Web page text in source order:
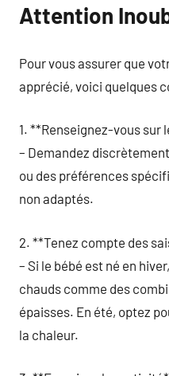
Attention
Pour vous assurer que
apprécié, voici quelques
1. **Renseignez-vous sur
– Demandez
ou des préférences
non adaptés.
2. **Tenez compte des
– Si le bébé est né en
chauds comme des
épaisses. En été, optez
la chaleur.